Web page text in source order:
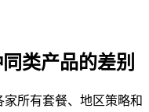
类产品的差别
所有套餐、地区策略和